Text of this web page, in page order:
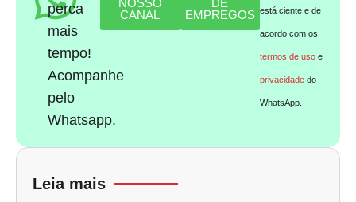
perca
mais
tempo!
Acompanhe
pelo
Whatsapp.
CANAL
EMPREGOS está ciente e de
acordo com os
termos de uso e
privacidade do
WhatsApp.
Leia mais